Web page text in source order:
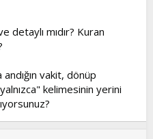
detaylı mıdır? Kuran
andığın vakit, dönüp
kelimesinin yerini